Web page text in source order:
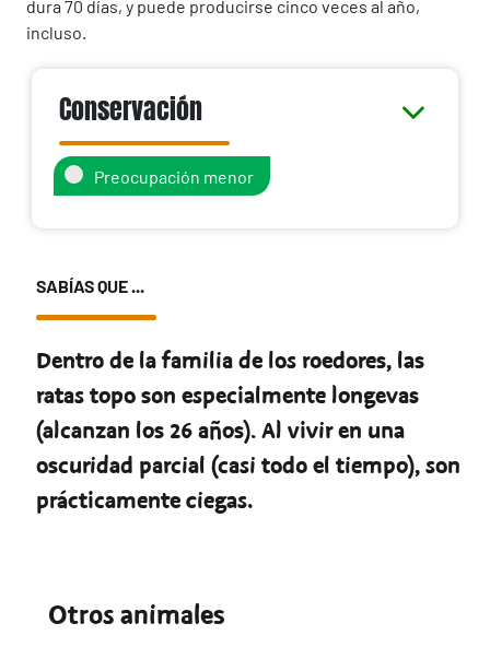
dura 70 días, y puede producirse cinco veces al año,
incluso.
Conservación
Preocupación menor
SABÍAS QUE ...
Dentro de la familia de los roedores, las
ratas topo son especialmente longevas
(alcanzan los 26 años). Al vivir en una
oscuridad parcial (casi todo el tiempo), son
prácticamente ciegas.
Otros animales